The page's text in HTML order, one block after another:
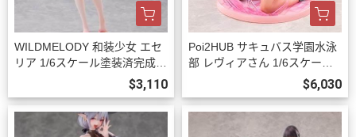
WILDMELODY 和装少女 エセ
リア 1/6スケール塗装済完成品
フィギュア 預購27年08月102
3
$3,110
Poi2HUB サキュバス学園水泳
部 レヴィアさん 1/6スケール
塗装済完成品フィギュア 豪華
版 預購27年06月1023
$6,030